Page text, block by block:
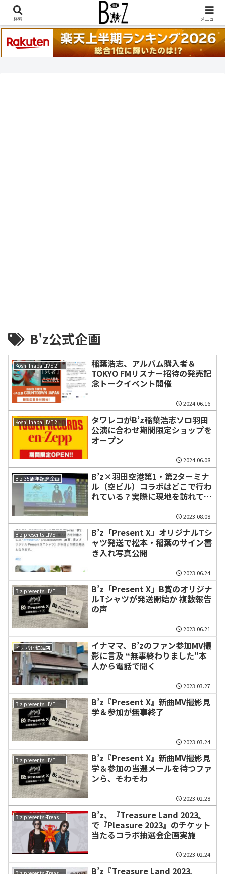
稲葉浩志『en-Zepp』『enⅣ』セトリ一覧はこちら
B'z公式企画
Koshi Inaba LIVE 2024 ～en-Zepp～
稲葉浩志、アルバム購入者＆
TOKYO FMリスナー招待の発売記
念トークイベント開催
2024.06.16
Koshi Inaba LIVE 2024 ～en-Zepp～
タワレコがB’z稲葉浩志ソロ羽田
公演に合わせ期間限定ショップを
オープン
2024.06.08
B'z 35周年記念企画
B’z×羽田空港第1・第2ターミナ
ル（空ビル）コラボはどこで行わ
れている？実際に現地を訪れてみ
2023.08.08
B'z presents LIVE FRIENDS
B’z「Present X」オリジナルTシ
ャツ発送で松本・稲葉のサイン書
き入れ写真公開
2023.06.24
B'z presents LIVE FRIENDS
B’z「Present X」B賞のオリジナ
ルTシャツが発送開始か 複数報告
の声
2023.06.21
イナバ化粧品店
イナママ、B’zのファン参加MV撮
影に言及 “無事終わりました”本
人から電話で聞く
2023.03.27
B'z presents LIVE FRIENDS
B’z『Present X』新曲MV撮影見
学＆参加が無事終了
2023.03.24
B'z presents LIVE FRIENDS
B’z『Present X』新曲MV撮影見
学＆参加の当選メールを待つファ
ンら、そわそわ
2023.02.28
B’z presents -Treasure Land 2023-
B’z、『Treasure Land 2023』
で『Pleasure 2023』のチケット
当たるコラボ抽選会企画実施
2023.02.24
B’z『Treasure Land 2023』
検索 メニュー